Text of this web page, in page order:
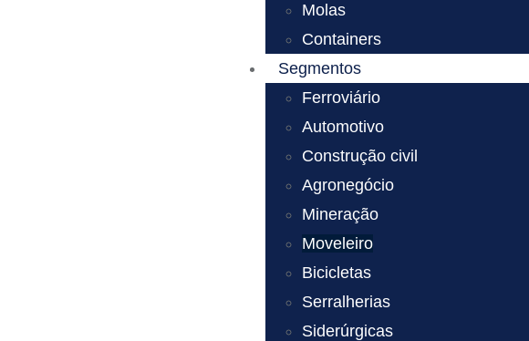
Molas
Containers
Segmentos
Ferroviário
Automotivo
Construção civil
Agronegócio
Mineração
Moveleiro
Bicicletas
Serralherias
Siderúrgicas